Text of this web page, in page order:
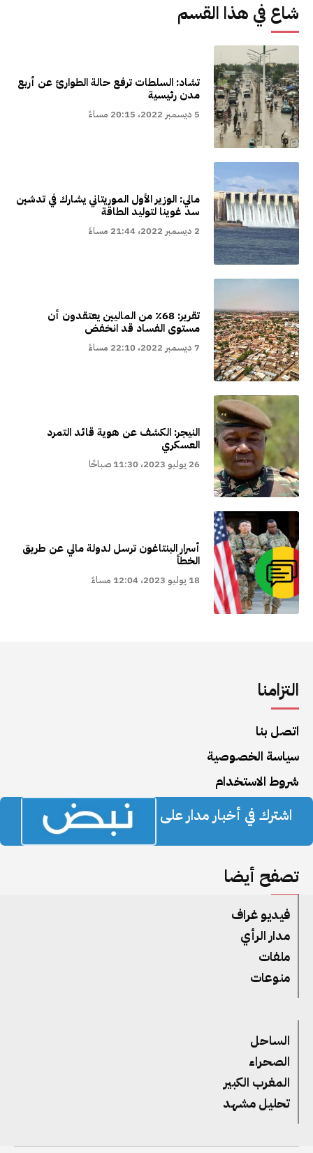
شاع في هذا القسم
تشاد: السلطات ترفع حالة الطوارئ عن أربع
مدن رئيسية
5 ديسمبر 2022، 20:15 مساءً
مالي: الوزير الأول الموريتاني يشارك في تدشين
سد غوينا لتوليد الطاقة
2 ديسمبر 2022، 21:44 مساءً
تقرير: 68٪ من الماليين يعتقدون أن
مستوى الفساد قد انخفض
7 ديسمبر 2022، 22:10 مساءً
النيجر: الكشف عن هوية قائد التمرد
العسكري
26 يوليو 2023، 11:30 صباحًا
أسرار البنتاغون ترسل لدولة مالي عن طريق
الخطأ
18 يوليو 2023، 12:04 مساءً
التزامنا
اتصل بنا
سياسة الخصوصية
شروط الاستخدام
اشترك في أخبار مدار على
تصفح أيضا
فيديو غراف
مدار الرأي
ملفات
منوعات
الساحل
الصحراء
المغرب الكبير
تحليل مشهد